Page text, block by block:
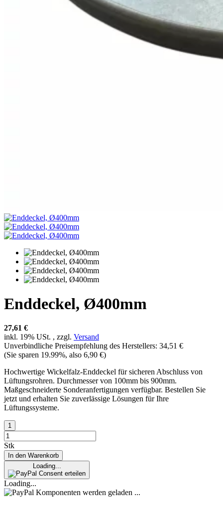
Enddeckel, Ø400mm
27,61 €
inkl. 19% USt. , zzgl. Versand
Unverbindliche Preisempfehlung des Herstellers: 34,51 €
(Sie sparen 19.99%, also 6,90 €)
Hochwertige Wickelfalz-Enddeckel für sicheren Abschluss von
Lüftungsrohren. Durchmesser von 100mm bis 900mm.
Maßgeschneiderte Sonderanfertigungen verfügbar. Bestellen Sie
jetzt und erhalten Sie zuverlässige Lösungen für Ihre
Lüftungssysteme.
Stk
In den Warenkorb
Loading...
Consent erteilen
Loading...
Komponenten werden geladen ...